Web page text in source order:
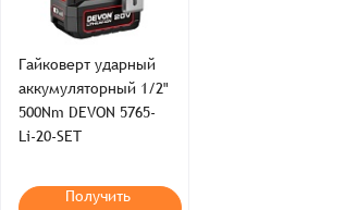
Гайковерт ударный
аккумуляторный 1/2"
500Nm DEVON 5765-
Li-20-SET
Получить